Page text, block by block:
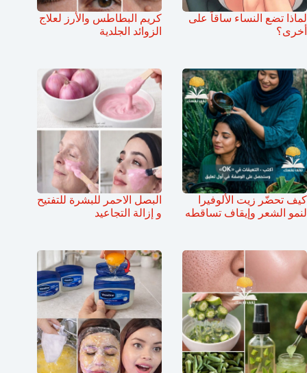
لماذا تضع النساء ساقاً على
أخرى؟
كريم البطاطس والأرز لعلاج
الزوائد الجلدية
كيف تحضّر زيت الألوفيرا
لنمو الشعر وإيقاف تساقطه
البصل الاحمر للبشرة للتفتيح
و إزالة التجاعيد